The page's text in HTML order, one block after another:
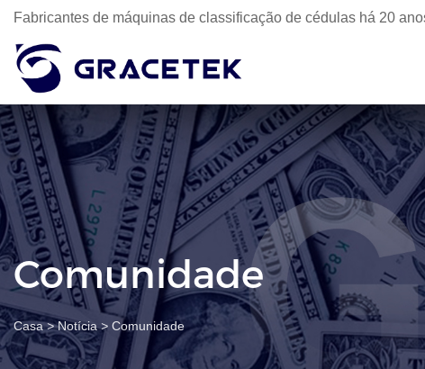
Fabricantes de máquinas de classificação de cédulas há 20
Comunidade
Casa > Notícia > Comunidade